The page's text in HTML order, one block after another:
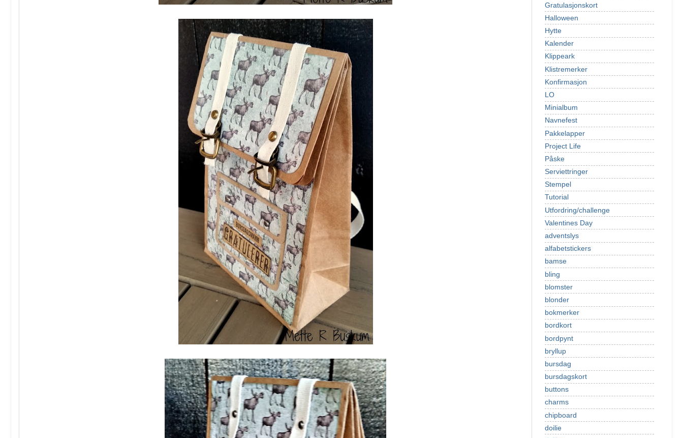
Gratulasjonskort
Halloween
Hytte
Kalender
Klippeark
Klistremerker
Konfirmasjon
LO
Minialbum
Navnefest
Pakkelapper
Project Life
Påske
Serviettringer
Stempel
Tutorial
Utfordring/challenge
Valentines Day
adventslys
alfabetstickers
bamse
bling
blomster
blonder
bokmerker
bordkort
bordpynt
bryllup
bursdag
bursdagskort
buttons
charms
chipboard
doilie